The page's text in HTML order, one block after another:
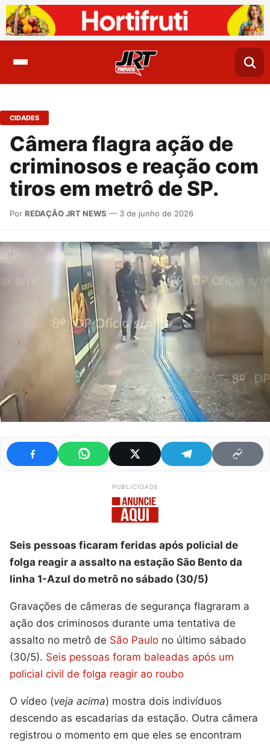
CIDADES
Câmera flagra ação de
criminosos e reação com
tiros em metrô de SP.
Por REDAÇÃO JRT NEWS — 3 de junho de 2026
PUBLICIDADE
Seis pessoas ficaram feridas após policial de
folga reagir a assalto na estação São Bento da
linha 1-Azul do metrô no sábado (30/5)
Gravações de câmeras de segurança flagraram a
ação dos criminosos durante uma tentativa de
assalto no metrô de São Paulo no último sábado
(30/5). Seis pessoas foram baleadas após um
policial civil de folga reagir ao roubo
O vídeo (veja acima) mostra dois indivíduos
descendo as escadarias da estação. Outra câmera
registrou o momento em que eles se encontram